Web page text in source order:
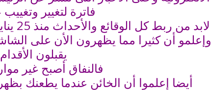
فاترة لتغيير وتغييب
لابد من ربط كل الوقائع والأحداث منذ 25 يناير حتى الآن وإدارك ما يحاك لنا
وإعلمو أن كثيرا مما يظهرون الأن على
يقبلون الأقدام
فالنفاق أصبح غير
أيضا إعلموا أن الخائن عندما يطعنك